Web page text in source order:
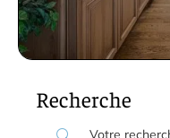
Recherche